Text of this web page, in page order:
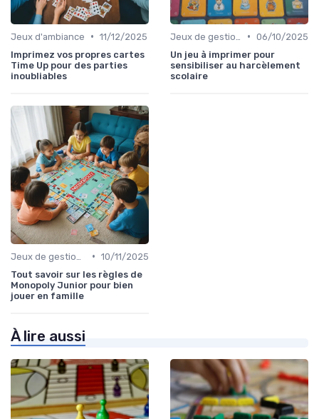
Jeux d'ambiance • 11/12/2025
Imprimez vos propres cartes
Time Up pour des parties
inoubliables
• 06/10/2025
Un jeu à imprimer pour
sensibiliser au harcèlement
scolaire
• 10/11/2025
Tout savoir sur les règles de
Monopoly Junior pour bien
jouer en famille
À lire aussi